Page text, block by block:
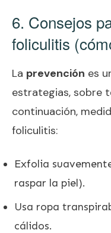
6. Consejos
foliculitis
La prevención es
estrategias, sobre
continuación,
foliculitis:
Exfolia
raspar la piel).
Usa ropa
cálidos.